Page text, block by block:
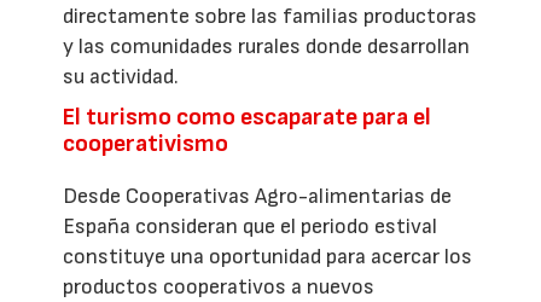
directamente sobre las familias productoras
y las comunidades rurales donde desarrollan
su actividad.
El turismo como escaparate para el
cooperativismo
Desde Cooperativas Agro-alimentarias de
España consideran que el periodo estival
constituye una oportunidad para acercar los
productos cooperativos a nuevos